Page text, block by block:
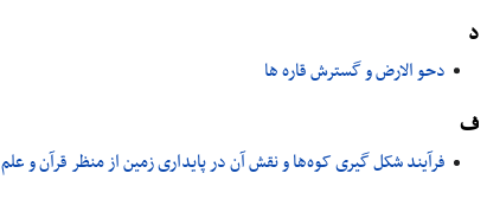
د
دحو الارض و گسترش قاره ها
ف
فرآیند شکل گیری کوه‌ها و نقش آن در پایداری زمین از منظر قرآن و علم